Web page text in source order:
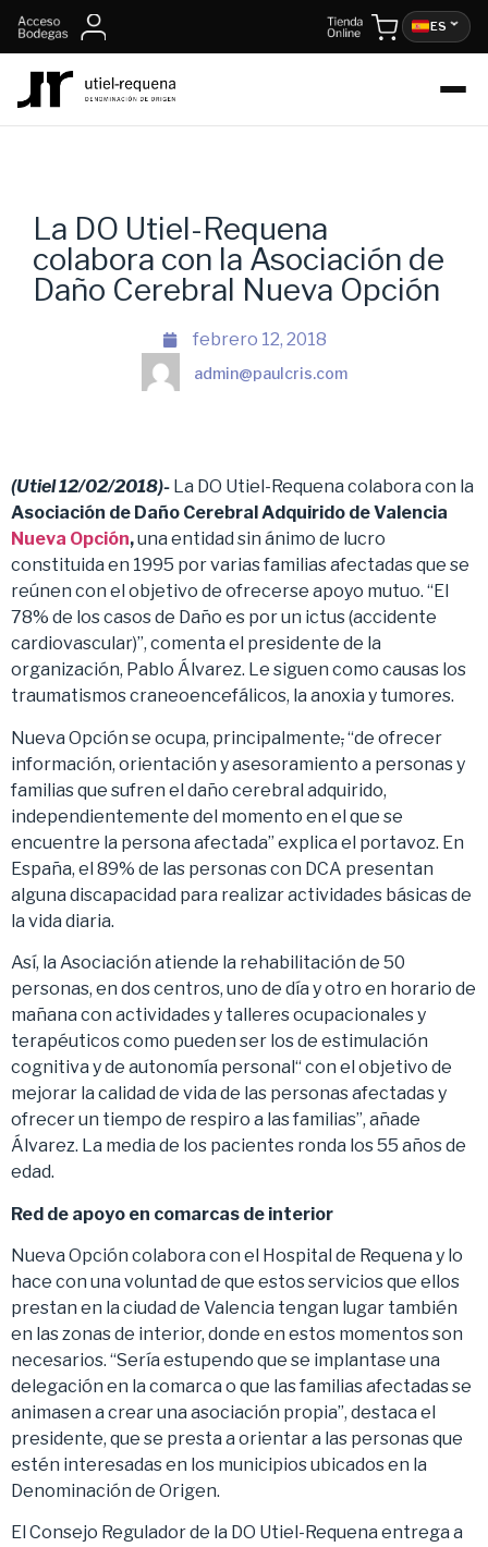
ES
La DO Utiel-Requena
colabora con la Asociación de
Daño Cerebral Nueva Opción
febrero 12, 2018
admin@paulcris.com
(Utiel 12/02/2018)- La DO Utiel-Requena colabora con la
Asociación de Daño Cerebral Adquirido de Valencia
Nueva Opción,una entidad sin ánimo de lucro
constituida en 1995 por varias familias afectadas que se
reúnen con el objetivo de ofrecerse apoyo mutuo. “El
78% de los casos de Daño es por un ictus (accidente
cardiovascular)”, comenta el presidente de la
organización, Pablo Álvarez. Le siguen como causas los
traumatismos craneoencefálicos, la anoxia y tumores.
Nueva Opción se ocupa, principalmente,“de ofrecer
información, orientación y asesoramiento a personas y
familias que sufren el daño cerebral adquirido,
independientemente del momento en el que se
encuentre la persona afectada” explica el portavoz. En
España, el 89% de las personas con DCA presentan
alguna discapacidad para realizar actividades básicas de
la vida diaria.
Así, la Asociación atiende la rehabilitación de 50
personas, en dos centros, uno de día y otro en horario de
mañana con actividades y talleres ocupacionales y
terapéuticos como pueden ser los de estimulación
cognitiva y de autonomía personal“ con el objetivo de
mejorar la calidad de vida de las personas afectadas y
ofrecer un tiempo de respiro a las familias”, añade
Álvarez. La media de los pacientes ronda los 55 años de
edad.
Red de apoyo en comarcas de interior
Nueva Opción colabora con el Hospital de Requena y lo
hace con una voluntad de que estos servicios que ellos
prestan en la ciudad de Valencia tengan lugar también
en las zonas de interior, donde en estos momentos son
necesarios. “Sería estupendo que se implantase una
delegación en la comarca o que las familias afectadas se
animasen a crear una asociación propia”, destaca el
presidente, que se presta a orientar a las personas que
estén interesadas en los municipios ubicados en la
Denominación de Origen.
El Consejo Regulador de la DO Utiel-Requena entrega a